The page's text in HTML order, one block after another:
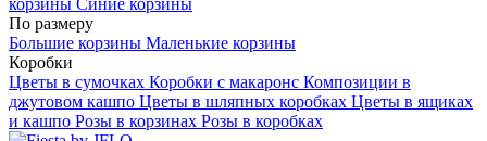
корзины Синие корзины
По размеру
Большие корзины Маленькие корзины
Коробки
Цветы в сумочках Коробки с макаронс Композиции в
джутовом кашпо Цветы в шляпных коробках Цветы в ящиках
и кашпо Розы в корзинах Розы в коробках